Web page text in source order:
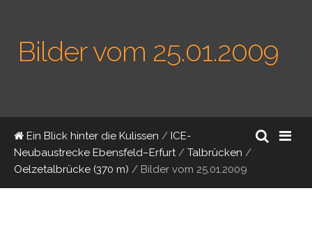
Bilder vom 25.01.2009
Ein Blick hinter die Kulissen / ICE-
Neubaustrecke Ebensfeld–Erfurt/ Talbrücken /
Oelzetalbrücke (370 m) / Bilder vom 25.01.2009